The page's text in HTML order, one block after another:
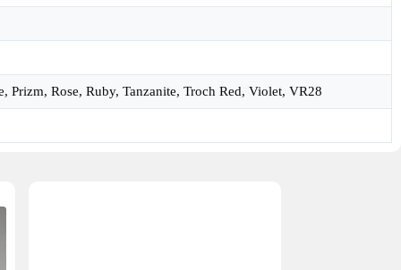
Rose, Ruby, Tanzanite, Troch Red, Violet, VR28